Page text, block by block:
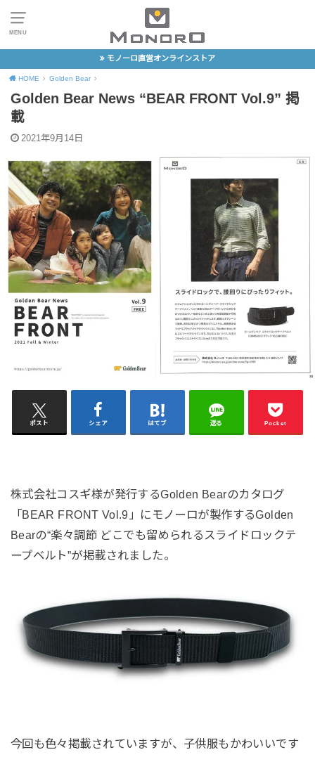
MENU
モノーロ直営オンラインストア
HOME Golden Bear
Golden Bear News “BEAR FRONT Vol.9” 掲
載
2021年9月14日
ポスト シェア はてブ 送る Pocket
株式会社コスギ様が発行するGolden Bearのカタログ
「BEAR FRONT Vol.9」にモノーロが製作するGolden
Bearの“楽々調節 どこでも留められるスライドロックテ
ープベルト”が掲載されました。
今回も色々掲載されていますが、子供服もかわいいです